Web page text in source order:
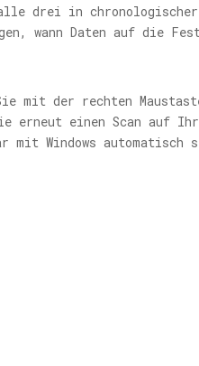
drei in chronologischer
wann Daten auf die
mit der rechten
erneut einen Scan auf
Windows automatisch